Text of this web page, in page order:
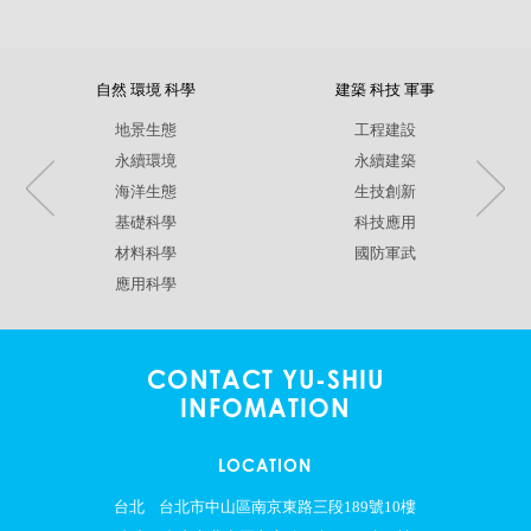
自然 環境 科學
地景生態
永續環境
海洋生態
基礎科學
材料科學
應用科學
建築 科技 軍事
工程建設
永續建築
生技創新
科技應用
國防軍武
CONTACT YU-SHIU
INFOMATION
LOCATION
台北
台北市中山區南京東路三段189號10樓